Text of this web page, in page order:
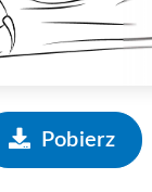
Pobierz